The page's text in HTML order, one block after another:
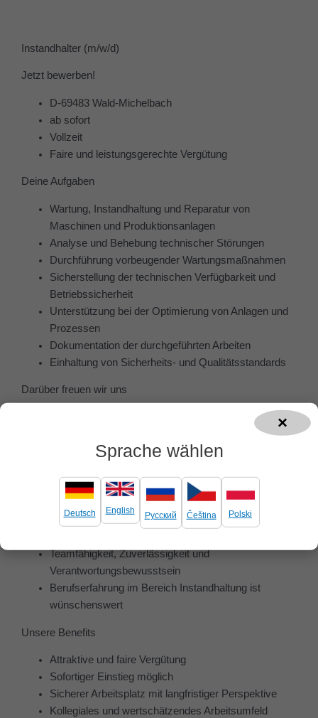
×
Sprache wählen
Deutsch English Русский Čeština Polski
Instandhalter (m/w/d)
Jetzt bewerben!
D-69483 Wald-Michelbach
ab sofort
Vollzeit
Faire und leistungsgerechte Vergütung
Deine Aufgaben
Wartung, Instandhaltung und Reparatur von
Maschinen und Produktionsanlagen
Analyse und Behebung technischer Störungen
Durchführung vorbeugender Wartungsmaßnahmen
Sicherstellung der technischen Verfügbarkeit und
Betriebssicherheit
Unterstützung bei der Optimierung von Anlagen und
Prozessen
Dokumentation der durchgeführten Arbeiten
Einhaltung von Sicherheits- und Qualitätsstandards
Darüber freuen wir uns
Abgeschlossene technische Ausbildung oder
Kenntnisse in Hydraulik, Pneumatik und Elektrik von
Technisches Verständnis und handwerkliches
Geschick
Selbstständige, strukturierte und sorgfältige
Teamfähigkeit, Zuverlässigkeit und
Verantwortungsbewusstsein
Berufserfahrung im Bereich Instandhaltung ist
wünschenswert
Unsere Benefits
Attraktive und faire Vergütung
Sofortiger Einstieg möglich
Sicherer Arbeitsplatz mit langfristiger Perspektive
Kollegiales und wertschätzendes Arbeitsumfeld